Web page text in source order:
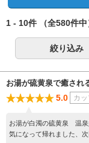
1 - 10件 （全580件中
絞り込み
お湯が硫黄泉で癒され
5.0 カ
お湯が白濁の硫黄泉 温泉
気になって帰れました、